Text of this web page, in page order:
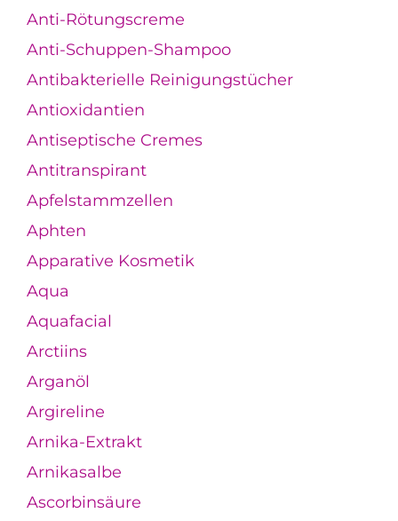
Anti-Rötungscreme
Anti-Schuppen-Shampoo
Antibakterielle Reinigungstücher
Antioxidantien
Antiseptische Cremes
Antitranspirant
Apfelstammzellen
Aphten
Apparative Kosmetik
Aqua
Aquafacial
Arctiins
Arganöl
Argireline
Arnika-Extrakt
Arnikasalbe
Ascorbinsäure